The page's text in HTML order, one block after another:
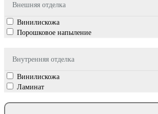
Внешняя отделка
Винилискожа
Порошковое напыление
Внутренняя отделка
Винилискожа
Ламинат